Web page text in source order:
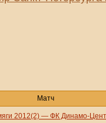
Матч
2012(2) — ФК Динамо-